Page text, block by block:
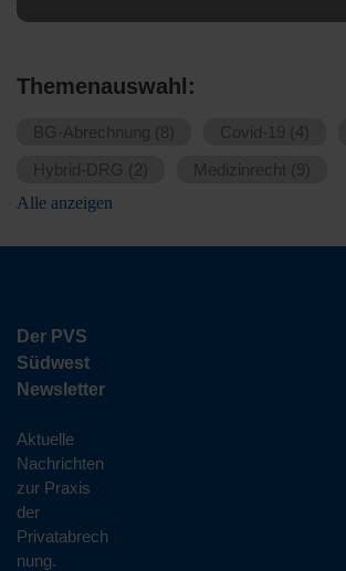
Themenauswahl:
BG-Abrechnung (8) Covid-19 (4)
Hybrid-DRG (2) Medizinrecht (9)
Alle anzeigen
Der PVS
Südwest
Newsletter
Aktuelle
Nachrichten
zur Praxis
der
Privatabrech
nung.